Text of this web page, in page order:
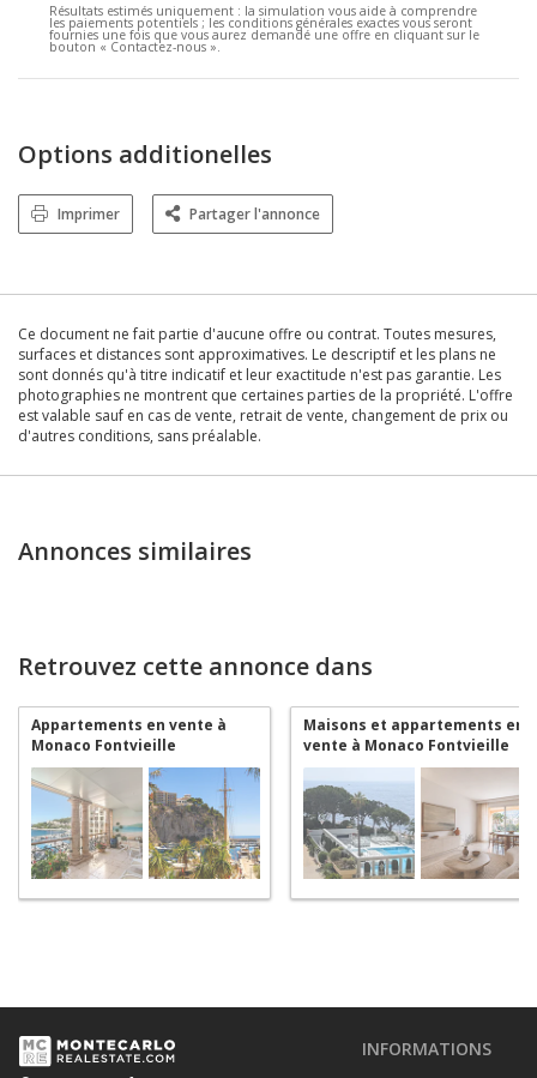
Résultats estimés uniquement : la simulation vous aide à comprendre
les paiements potentiels ; les conditions générales exactes vous seront
fournies une fois que vous aurez demandé une offre en cliquant sur le
bouton « Contactez-nous ».
Options additionelles
Imprimer Partager l'annonce
Ce document ne fait partie d'aucune offre ou contrat. Toutes mesures,
surfaces et distances sont approximatives. Le descriptif et les plans ne
sont donnés qu'à titre indicatif et leur exactitude n'est pas garantie. Les
photographies ne montrent que certaines parties de la propriété. L'offre
est valable sauf en cas de vente, retrait de vente, changement de prix ou
d'autres conditions, sans préalable.
Annonces similaires
Retrouvez cette annonce dans
Appartements en vente à
Monaco Fontvieille
Maisons et appartements en
vente à Monaco Fontvieille
INFORMATIONS